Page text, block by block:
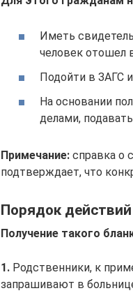
Иметь
человек отошел
Подойти в ЗАГС
На основании
делами,
Примечание: справка о
подтверждает, что
Порядок действий
Получение такого
1. Родственники, к
запрашивают в